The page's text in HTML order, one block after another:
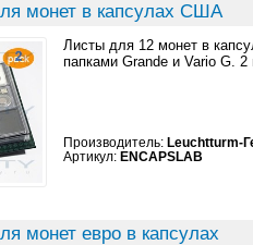
монет в капсулах США
Листы для 12 монет в
папками Grande и Vario G. 2
Производитель: Leuchtturm-
Артикул: ENCAPSLAB
монет евро в капсулах